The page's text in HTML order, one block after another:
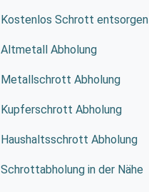
Kostenlos Schrott entsorgen
Altmetall Abholung
Metallschrott Abholung
Kupferschrott Abholung
Haushaltsschrott Abholung
Schrottabholung in der Nähe